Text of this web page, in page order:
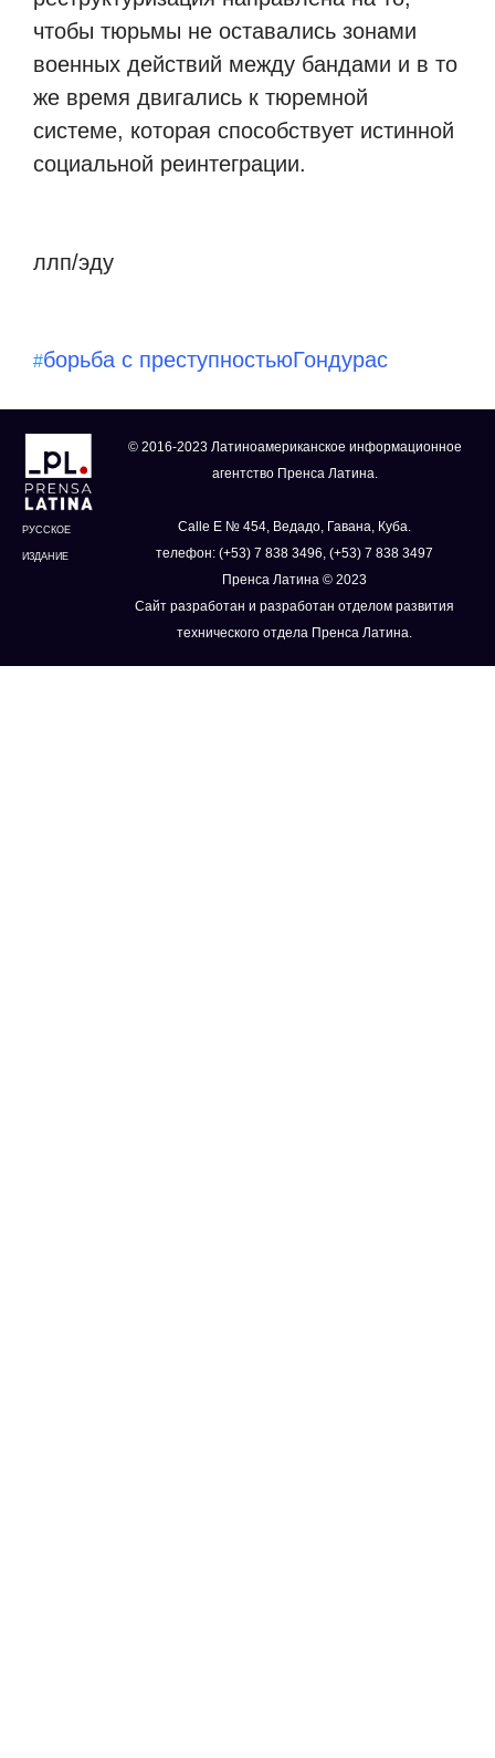
чтобы тюрьмы не оставались зонами
военных действий между бандами и в то
же время двигались к тюремной
системе, которая способствует истинной
социальной реинтеграции.
ллп/эду
#борьба с преступностьюГондурас
РУССКОЕ
ИЗДАНИЕ
© 2016-2023 Латиноамериканское информационное
агентство Пренса Латина.
Calle E № 454, Ведадо, Гавана, Куба.
телефон: (+53) 7 838 3496, (+53) 7 838 3497
Пренса Латина © 2023
Сайт разработан и разработан отделом развития
технического отдела Пренса Латина.